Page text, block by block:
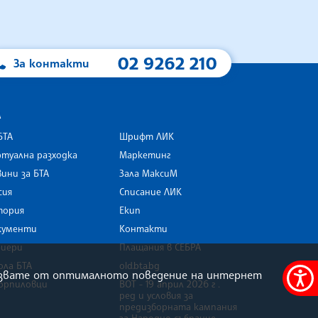
Меню
За контакти 02 9262 210
разходка
за БТА
БТА
Шрифт ЛИК
Маркетинг
Зала МаксиМ
Списание ЛИК
Екип
Контакти
Плащания в СЕБРА
old.bta.bg
ВОТ - 19 април 2026 г .
ред и условия за
предизборната кампания
от оптималното поведение на интернет